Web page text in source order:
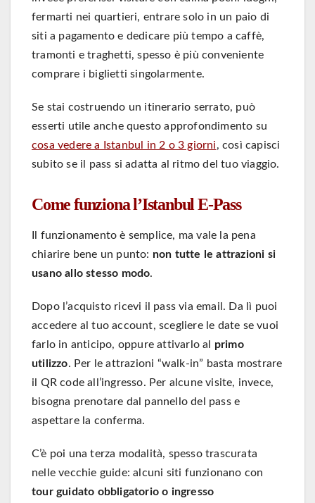
fermarti nei quartieri, entrare solo in un paio di
siti a pagamento e dedicare più tempo a caffè,
tramonti e traghetti, spesso è più conveniente
comprare i biglietti singolarmente.
Se stai costruendo un itinerario serrato, può
esserti utile anche questo approfondimento su
cosa vedere a Istanbul in 2 o 3 giorni, così capisci
subito se il pass si adatta al ritmo del tuo viaggio.
Come funziona l’Istanbul E-Pass
Il funzionamento è semplice, ma vale la pena
chiarire bene un punto: non tutte le attrazioni si
usano allo stesso modo.
Dopo l’acquisto ricevi il pass via email. Da lì puoi
accedere al tuo account, scegliere le date se vuoi
farlo in anticipo, oppure attivarlo al primo
utilizzo. Per le attrazioni “walk-in” basta mostrare
il QR code all’ingresso. Per alcune visite, invece,
bisogna prenotare dal pannello del pass e
aspettare la conferma.
C’è poi una terza modalità, spesso trascurata
nelle vecchie guide: alcuni siti funzionano con
tour guidato obbligatorio o ingresso